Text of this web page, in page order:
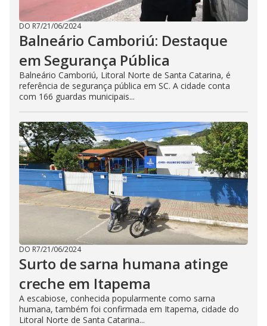
DO R7/21/06/2024
Balneário Camboriú: Destaque
em Segurança Pública
Balneário Camboriú, Litoral Norte de Santa Catarina, é
referência de segurança pública em SC. A cidade conta
com 166 guardas municipais...
DO R7/21/06/2024
Surto de sarna humana atinge
creche em Itapema
A escabiose, conhecida popularmente como sarna
humana, também foi confirmada em Itapema, cidade do
Litoral Norte de Santa Catarina...